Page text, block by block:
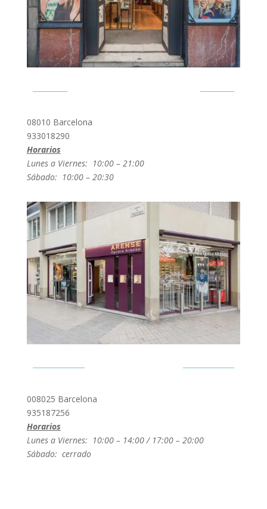
08010 Barcelona
933018290
Horarios
Lunes a Viernes: 10:00 – 21:00
Sábado: 10:00 – 20:30
008025 Barcelona
935187256
Horarios
Lunes a Viernes: 10:00 – 14:00 / 17:00 – 20:00
Sábado: cerrado